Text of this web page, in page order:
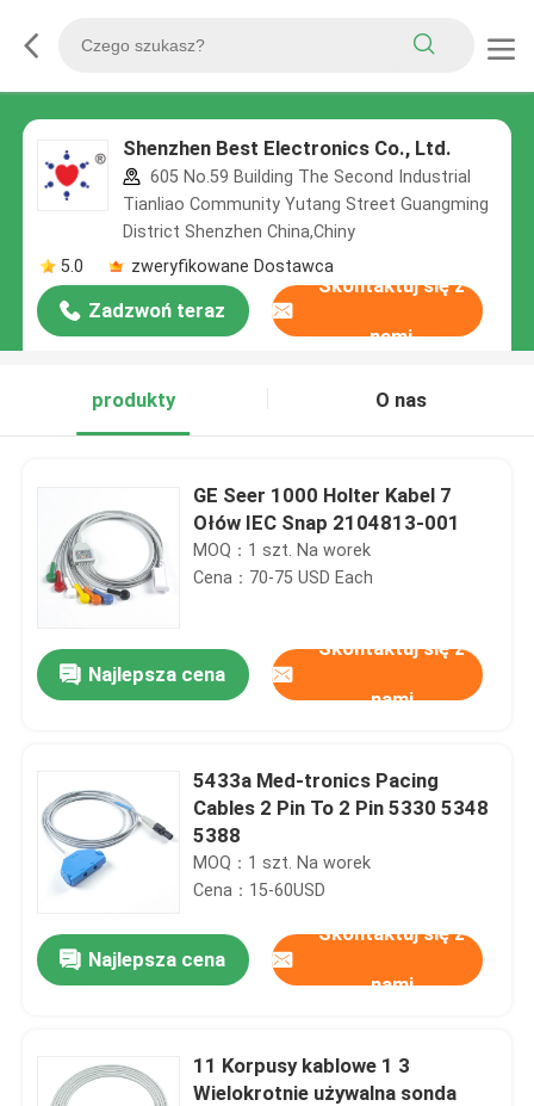
Shenzhen Best Electronics Co., Ltd.
605 No.59 Building The Second Industrial
Tianliao Community Yutang Street Guangming
District Shenzhen China,Chiny
5.0
zweryfikowane Dostawca
Zadzwoń teraz
Skontaktuj się z
nami
produkty O nas
GE Seer 1000 Holter Kabel 7
Ołów IEC Snap 2104813-001
MOQ：1 szt. Na worek
Cena：70-75 USD Each
Najlepsza cena
Skontaktuj się z
nami
5433a Med-tronics Pacing
Cables 2 Pin To 2 Pin 5330 5348
5388
MOQ：1 szt. Na worek
Cena：15-60USD
Najlepsza cena
Skontaktuj się z
nami
11 Korpusy kablowe 1 3
Wielokrotnie używalna sonda